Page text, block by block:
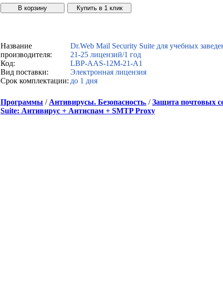
Название
производителя:
Dr.Web Mail Security Suite для учебных
21-25 лицензий/1 год
Код:
LBP-AAS-12M-21-A1
Вид поставки:
Электронная лицензия
Срок комплектации: до 1 дня
Программы / Антивирусы. Безопасность. /Защита почтовых
Suite: Антивирус + Антиспам + SMTP Proxy